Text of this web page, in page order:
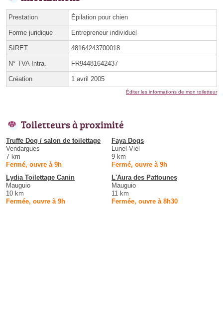
Prestation Épilation pour chien
Forme juridique Entrepreneur individuel
SIRET 48164243700018
N° TVA Intra. FR94481642437
Création 1 avril 2005
Éditer les informations de mon toiletteur
Toiletteurs à proximité
Truffe Dog / salon de toilettage
Vendargues
7 km
Fermé, ouvre à 9h
Faya Dogs
Lunel-Viel
9 km
Fermé, ouvre à 9h
Lydia Toilettage Canin
Mauguio
10 km
Fermée, ouvre à 9h
L'Aura des Pattounes
Mauguio
11 km
Fermée, ouvre à 8h30